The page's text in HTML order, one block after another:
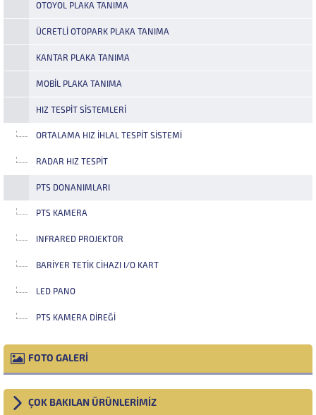
OTOYOL PLAKA TANIMA
ÜCRETLI OTOPARK PLAKA TANIMA
KANTAR PLAKA TANIMA
MOBIL PLAKA TANIMA
HIZ TESPIT SISTEMLERI
ORTALAMA HIZ İHLAL TESPIT SISTEMI
RADAR HIZ TESPIT
PTS DONANIMLARI
PTS KAMERA
INFRARED PROJEKTOR
BARIYER TETIK CIHAZI I/O KART
LED PANO
PTS KAMERA DIREĞI
FOTO GALERİ
ÇOK BAKILAN ÜRÜNLERİMİZ